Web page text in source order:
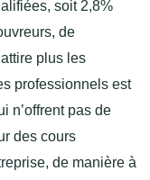
soit 2,8%
de
plus les
professionnels est
n’offrent pas de
des cours
de manière à